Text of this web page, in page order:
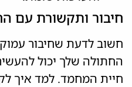
חיבור ותקשורת עם
חשוב לדעת שחיבור
החתולה שלך יכול
חיית המחמד. למד איך